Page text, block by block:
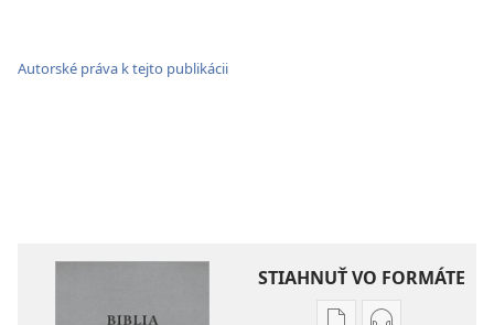
Autorské práva k tejto publikácii
STIAHNUŤ VO FORMÁTE